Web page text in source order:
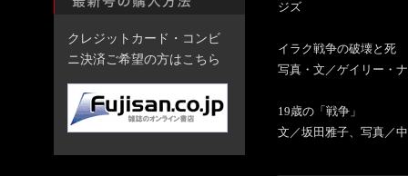
クレジットカード・コンビ
ニ決済ご希望の方はこちら
ジズ
イラク戦争の破壊と死
写真・文／ゲイリー・
19歳の「戦争」
文／坂田雅子、写真／